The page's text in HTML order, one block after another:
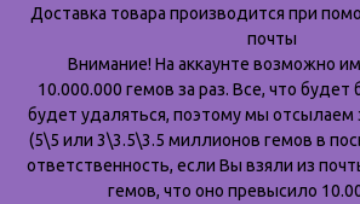
Доставка товара производится при
почты
Внимание! На аккаунте возможно
10.000.000 гемов за раз. Все, что
будет удаляться, поэтому мы отсылаем
(5\5 или 3\3.5\3.5 миллионов гемов в
ответственность, если Вы взяли из
гемов, что оно превысило